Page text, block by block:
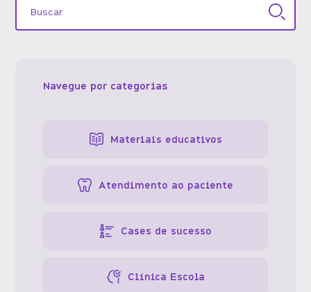
Navegue por categorias
Materiais educativos
Atendimento ao paciente
Cases de sucesso
Clínica Escola